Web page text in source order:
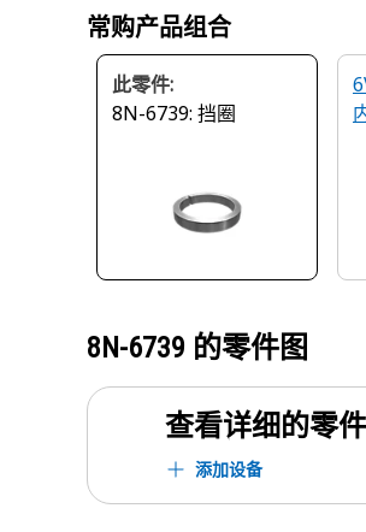
常购产品组合
此零件:
8N-6739: 挡圈
8N-6739 的零件图
查看详细的零
添加设备